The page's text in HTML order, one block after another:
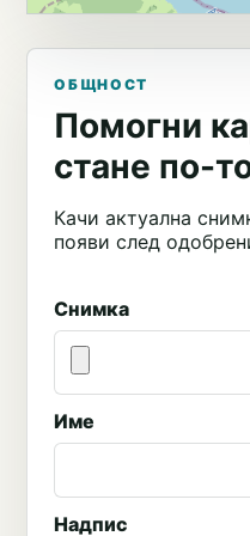
ОБЩНОСТ
Помогни
стане по-
Качи актуална
появи след
Снимка
Име
Надпис